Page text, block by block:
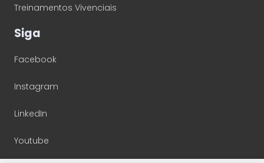
Treinamentos Vivenciais
Siga
Facebook
Instagram
LinkedIn
Youtube